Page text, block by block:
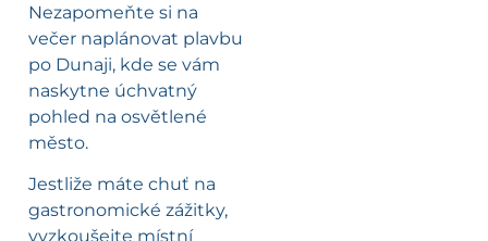
Nezapomeňte si na
večer naplánovat plavbu
po Dunaji, kde se vám
naskytne úchvatný
pohled na osvětlené
město.
Jestliže máte chuť na
gastronomické zážitky,
vyzkoušejte místní